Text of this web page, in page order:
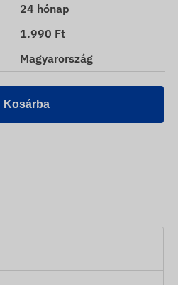
24 hónap
1.990 Ft
Magyarország
Kosárba